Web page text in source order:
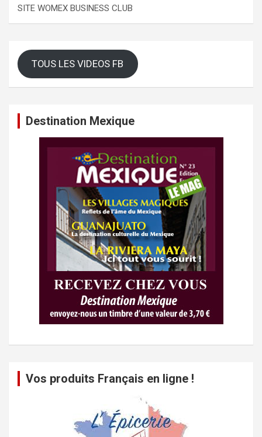
SITE WOMEX BUSINESS CLUB
TOUS LES VIDEOS FB
Destination Mexique
Vos produits Français en ligne !